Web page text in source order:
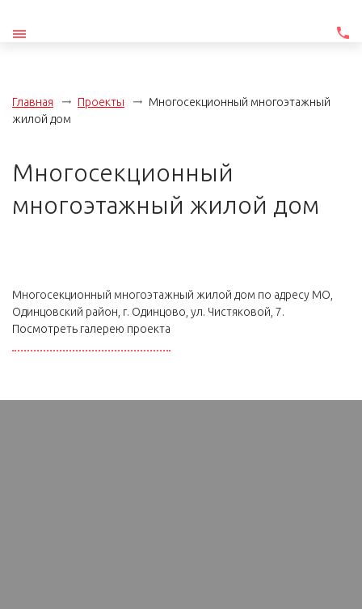
Главная Проекты
Многосекционный многоэтажный
жилой дом
Многосекционный
многоэтажный жилой дом
Многосекционный многоэтажный жилой дом по адресу МО,
Одинцовский район, г. Одинцово, ул. Чистяковой, 7.
Посмотреть галерею проекта